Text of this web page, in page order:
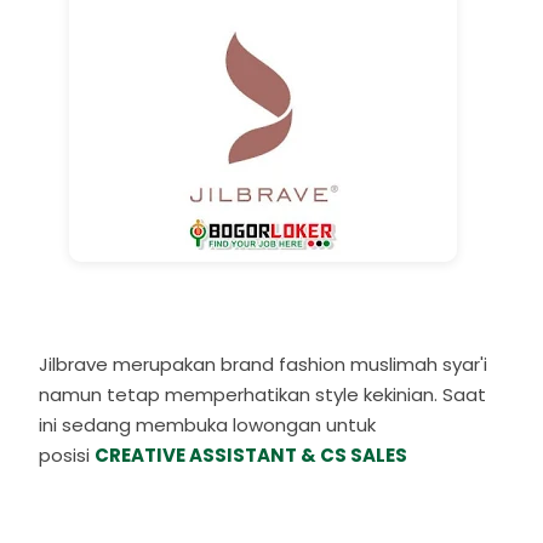
Jilbrave merupakan brand fashion muslimah syar'i
namun tetap memperhatikan style kekinian. Saat
ini sedang membuka lowongan untuk
posisi CREATIVE ASSISTANT & CS SALES